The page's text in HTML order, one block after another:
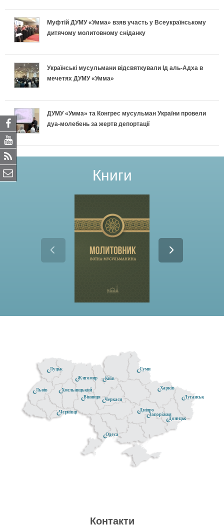
Муфтій ДУМУ «Умма» взяв участь у Всеукраїнському
дитячому молитовному сніданку
Українські мусульмани відсвяткували Ід аль-Адха в
мечетях ДУМУ «Умма»
ДУМУ «Умма» та Конгрес мусульман України провели
дуа-молебень за жертв депортації
Книги
Донецьк
Житомир
Черкаси
Чернівці
Київ
Луганськ
Хмельницький
Луцьк
Дніпро
Одеса
Суми
Вінниця
Запоріжжя
Львів Харків
Контакти